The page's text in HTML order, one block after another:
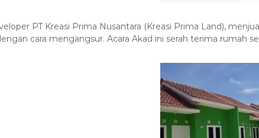
PT Kreasi Prima Nusantara (Kreasi Prima Land),
cara mengangsur. Acara Akad ini serah terima rumah